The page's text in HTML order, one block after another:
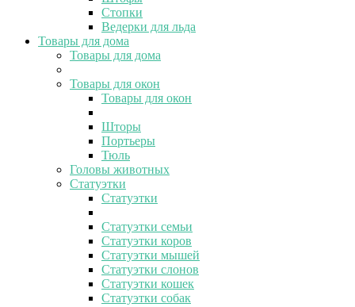
Стопки
Ведерки для льда
Товары для дома
Товары для дома
Товары для окон
Товары для окон
Шторы
Портьеры
Тюль
Головы животных
Статуэтки
Статуэтки
Статуэтки семьи
Статуэтки коров
Статуэтки мышей
Статуэтки слонов
Статуэтки кошек
Статуэтки собак